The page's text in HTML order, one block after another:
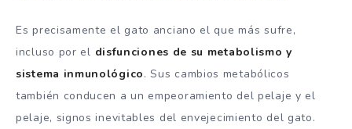
Es precisamente el gato anciano el que más sufre,
incluso por el disfunciones de su metabolismo y
sistema inmunológico. Sus cambios metabólicos
también conducen a un empeoramiento del pelaje y el
pelaje, signos inevitables del envejecimiento del gato.